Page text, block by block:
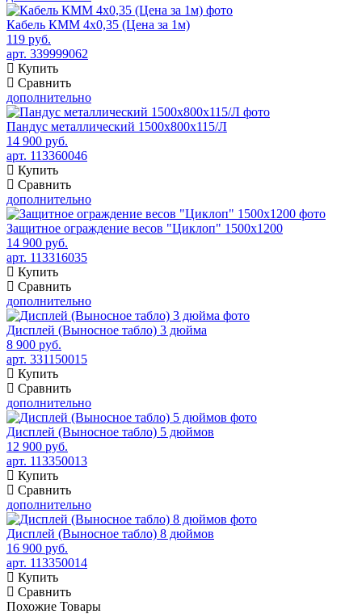
Кабель КММ 4х0,35 (Цена за 1м)
119 руб.
арт. 339999062
Купить
Сравнить
дополнительно
Пандус металлический 1500x800x115/Л
14 900 руб.
арт. 113360046
Купить
Сравнить
дополнительно
Защитное ограждение весов "Циклоп" 1500х1200
14 900 руб.
арт. 113316035
Купить
Сравнить
дополнительно
Дисплей (Выносное табло) 3 дюйма
8 900 руб.
арт. 331150015
Купить
Сравнить
дополнительно
Дисплей (Выносное табло) 5 дюймов
12 900 руб.
арт. 113350013
Купить
Сравнить
дополнительно
Дисплей (Выносное табло) 8 дюймов
16 900 руб.
арт. 113350014
Купить
Сравнить
Похожие Товары